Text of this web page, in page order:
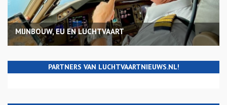
MIJNBOUW, EU EN LUCHTVAART
PARTNERS VAN LUCHTVAARTNIEUWS.NL!